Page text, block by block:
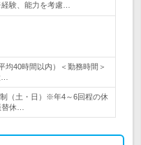
験、能力を考慮…
均40時間以内）＜勤務時間＞
制（土・日）※年4～6回程の休
休…